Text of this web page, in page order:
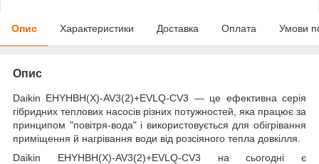
Опис Характеристики Доставка Оплата Умови
Опис
Daikin EHYHBH(X)-AV3(2)+EVLQ-CV3 — це ефективна серія
гібридних теплових насосів різних потужностей, яка працює за
принципом "повітря-вода" і використовується для обігрівання
приміщення й нагрівання води від розсіяного тепла довкілля.
Daikin EHYHBH(X)-AV3(2)+EVLQ-CV3 на сьогодні є